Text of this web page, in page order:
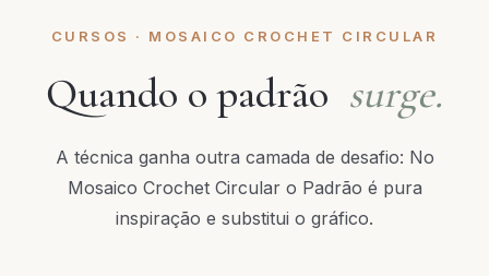
CURSOS · MOSAICO CROCHET CIRCULAR
Quando o padrão surge.
A técnica ganha outra camada de desafio: No
Mosaico Crochet Circular o Padrão é pura
inspiração e substitui o gráfico.